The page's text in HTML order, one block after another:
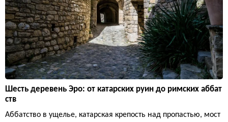
Шесть деревень Эро: от катарских руин до римских аббат
ств
Аббатство в ущелье, катарская крепость над пропастью, мост